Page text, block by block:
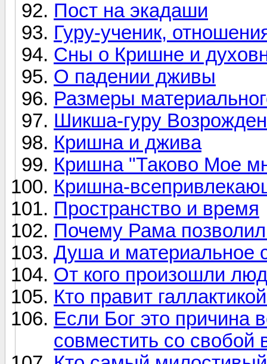
Пост на экадаши
Гуру-ученик,
Сны о Кришне и
О падении дживы
Размеры
Шикша-гуру
Кришна и джива
Кришна "Таково Мое
Кришна-
Пространство и время
Почему Рама
Душа и материальное
От кого произошли
Кто правит
Если Бог это причина
совместить со свобой